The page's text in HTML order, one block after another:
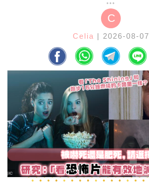
C
Celia | 2026-08-07